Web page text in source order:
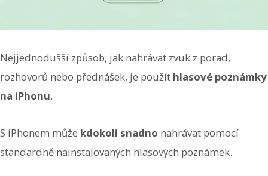
Nejjednodušší způsob, jak nahrávat zvuk z porad,
rozhovorů nebo přednášek, je použít hlasové poznámky
na iPhonu.
S iPhonem může kdokoli snadno nahrávat pomocí
standardně nainstalovaných hlasových poznámek.